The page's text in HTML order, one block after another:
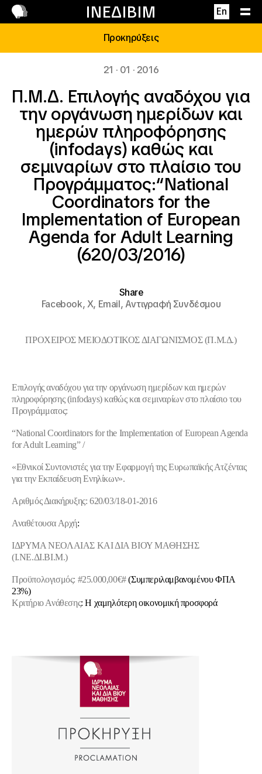
ΙΝΕΔΙΒΙΜ En
Επικοινωνία
Προκηρύξεις
21 · 01 · 2016
Π.Μ.Δ. Επιλογής αναδόχου για
την οργάνωση ημερίδων και
ημερών πληροφόρησης
(infodays) καθώς και
σεμιναρίων στο πλαίσιο του
Προγράμματος:“National
Coordinators for the
Implementation of European
Agenda for Adult Learning
(620/03/2016)
Share
Facebook,X, Email,Αντιγραφή Συνδέσμου
ΠΡΟΧΕΙΡΟΣ ΜΕΙΟΔΟΤΙΚΟΣ ΔΙΑΓΩΝΙΣΜΟΣ (Π.Μ.Δ.)
Επιλογής αναδόχου για την οργάνωση ημερίδων και ημερών
πληροφόρησης (infodays) καθώς και σεμιναρίων στο πλαίσιο του
Προγράμματος:
“National Coordinators for the Implementation of European Agenda
forAdult Learning” /
«Eθνικοί Συντονιστές για την Εφαρμογή της Ευρωπαϊκής Ατζέντας
για την Εκπαίδευση Ενηλίκων».
Αριθμός Διακήρυξης: 620/03/18-01-2016
Αναθέτουσα Αρχή:
ΙΔΡΥΜΑ ΝΕΟΛΑΙΑΣ ΚΑΙ ΔΙΑ ΒΙΟΥ ΜΑΘΗΣΗΣ
(Ι.ΝΕ.ΔΙ.ΒΙ.Μ.)
Προϋπολογισμός: #25.000,00€#(Συμπεριλαμβανομένου ΦΠΑ
23%)
Κριτήριο Ανάθεσης: Η χαμηλότερη οικονομική προσφορά